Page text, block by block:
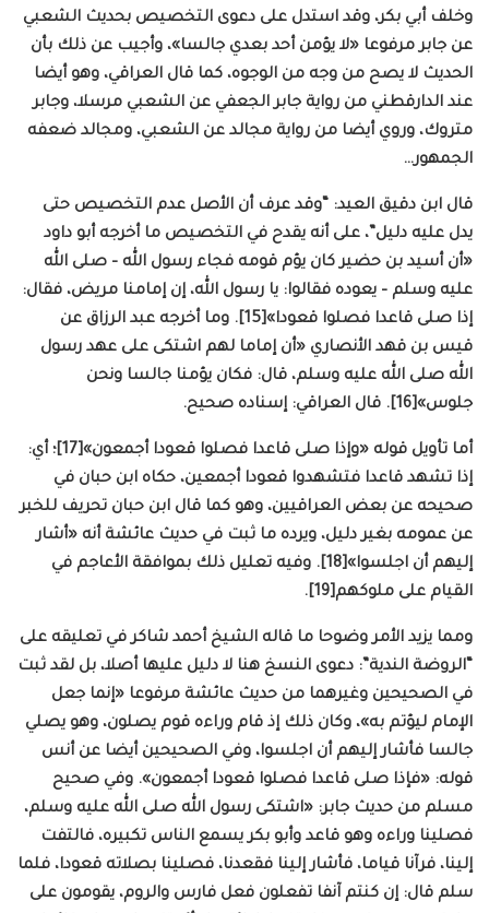
وخلف أبي بكر، وقد استدل على دعوى التخصيص بحديث الشعبي
عن جابر مرفوعا «لا يؤمن أحد بعدي جالسا»، وأجيب عن ذلك بأن
الحديث لا يصح من وجه من الوجوه، كما قال العراقي، وهو أيضا
عند الدارقطني من رواية جابر الجعفي عن الشعبي مرسلا، وجابر
متروك، وروي أيضا من رواية مجالد عن الشعبي، ومجالد ضعفه
الجمهور…
قال ابن دقيق العيد: “وقد عرف أن الأصل عدم التخصيص حتى
يدل عليه دليل”، على أنه يقدح في التخصيص ما أخرجه أبو داود
«أن أسيد بن حضير كان يؤم قومه فجاء رسول الله – صلى الله
عليه وسلم – يعوده فقالوا: يا رسول الله، إن إمامنا مريض، فقال:
إذا صلى قاعدا فصلوا قعودا»[15]. وما أخرجه عبد الرزاق عن
قيس بن قهد الأنصاري «أن إماما لهم اشتكى على عهد رسول
الله صلى الله عليه وسلم، قال: فكان يؤمنا جالسا ونحن
جلوس»[16]. قال العراقي: إسناده صحيح.
أما تأويل قوله «وإذا صلى قاعدا فصلوا قعودا أجمعون»[17]؛ أي:
إذا تشهد قاعدا فتشهدوا قعودا أجمعين، حكاه ابن حبان في
صحيحه عن بعض العراقيين، وهو كما قال ابن حبان تحريف للخبر
عن عمومه بغير دليل، ويرده ما ثبت في حديث عائشة أنه «أشار
إليهم أن اجلسوا»[18]. وفيه تعليل ذلك بموافقة الأعاجم في
القيام على ملوكهم[19].
ومما يزيد الأمر وضوحا ما قاله الشيخ أحمد شاكر في تعليقه على
“الروضة الندية”: دعوى النسخ هنا لا دليل عليها أصلا، بل لقد ثبت
في الصحيحين وغيرهما من حديث عائشة مرفوعا «إنما جعل
الإمام ليؤتم به»، وكان ذلك إذ قام وراءه قوم يصلون، وهو يصلي
جالسا فأشار إليهم أن اجلسوا، وفي الصحيحين أيضا عن أنس
قوله: «فإذا صلى قاعدا فصلوا قعودا أجمعون». وفي صحيح
مسلم من حديث جابر: «اشتكى رسول الله صلى الله عليه وسلم،
فصلينا وراءه وهو قاعد وأبو بكر يسمع الناس تكبيره، فالتفت
إلينا، فرآنا قياما، فأشار إلينا فقعدنا، فصلينا بصلاته قعودا، فلما
سلم قال: إن كنتم آنفا تفعلون فعل فارس والروم، يقومون على